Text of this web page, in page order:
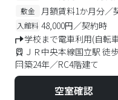
敷金 月額賃料1か月分／
入館料 48,000円／契約時
学校まで電車利用(自転
ＪＲ中央本線国立駅 徒
築24年／RC4階建て
空室確認